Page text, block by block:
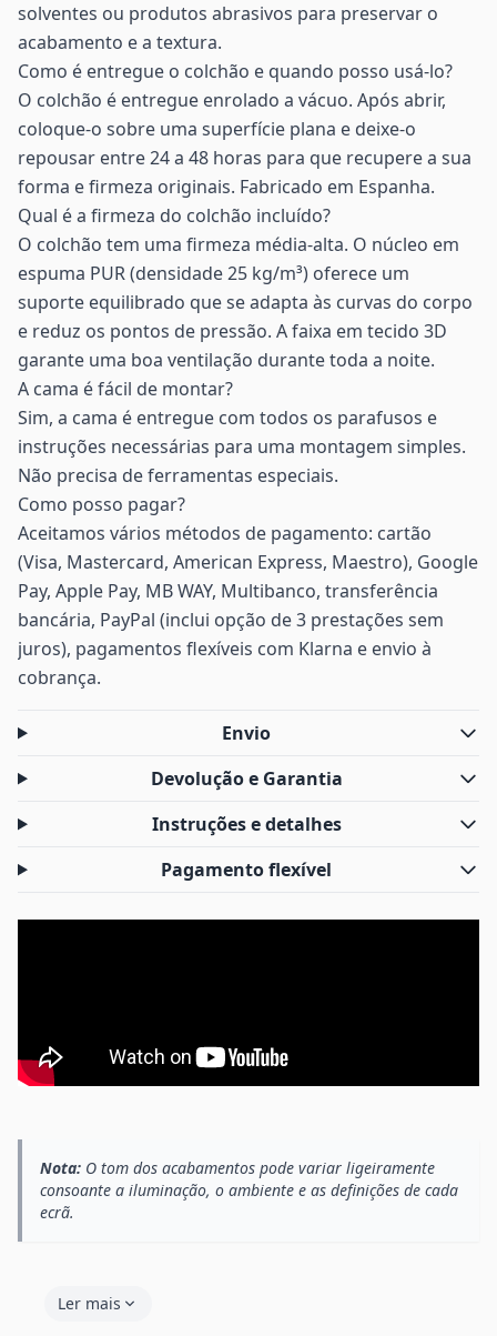
solventes ou produtos abrasivos para preservar o
acabamento e a textura.
Como é entregue o colchão e quando posso usá-lo?
O colchão é entregue enrolado a vácuo. Após abrir,
coloque-o sobre uma superfície plana e deixe-o
repousar entre 24 a 48 horas para que recupere a sua
forma e firmeza originais. Fabricado em Espanha.
Qual é a firmeza do colchão incluído?
O colchão tem uma firmeza média-alta. O núcleo em
espuma PUR (densidade 25 kg/m³) oferece um
suporte equilibrado que se adapta às curvas do corpo
e reduz os pontos de pressão. A faixa em tecido 3D
garante uma boa ventilação durante toda a noite.
A cama é fácil de montar?
Sim, a cama é entregue com todos os parafusos e
instruções necessárias para uma montagem simples.
Não precisa de ferramentas especiais.
Como posso pagar?
Aceitamos vários métodos de pagamento: cartão
(Visa, Mastercard, American Express, Maestro), Google
Pay, Apple Pay, MB WAY, Multibanco, transferência
bancária, PayPal (inclui opção de 3 prestações sem
juros), pagamentos flexíveis com Klarna e envio à
cobrança.
Envio
Devolução e Garantia
Instruções e detalhes
Pagamento flexível
Nota: O tom dos acabamentos pode variar ligeiramente
consoante a iluminação, o ambiente e as definições de cada
ecrã.
Ler mais